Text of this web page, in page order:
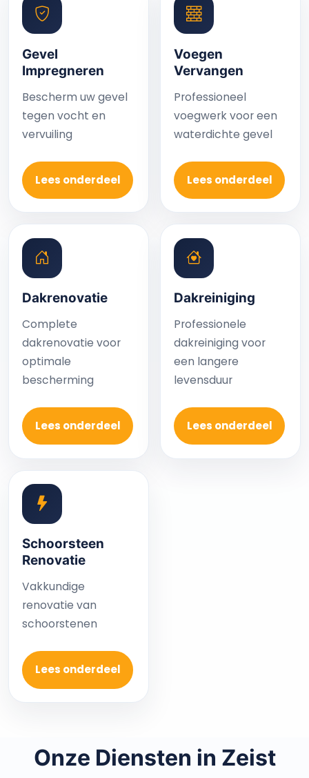
Gevel
Impregneren
Bescherm uw gevel
tegen vocht en
vervuiling
Lees onderdeel
Voegen
Vervangen
Professioneel
voegwerk voor een
waterdichte gevel
Lees onderdeel
Dakrenovatie
Complete
dakrenovatie voor
optimale
bescherming
Lees onderdeel
Dakreiniging
Professionele
dakreiniging voor
een langere
levensduur
Lees onderdeel
Schoorsteen
Renovatie
Vakkundige
renovatie van
schoorstenen
Lees onderdeel
Onze Diensten in Zeist